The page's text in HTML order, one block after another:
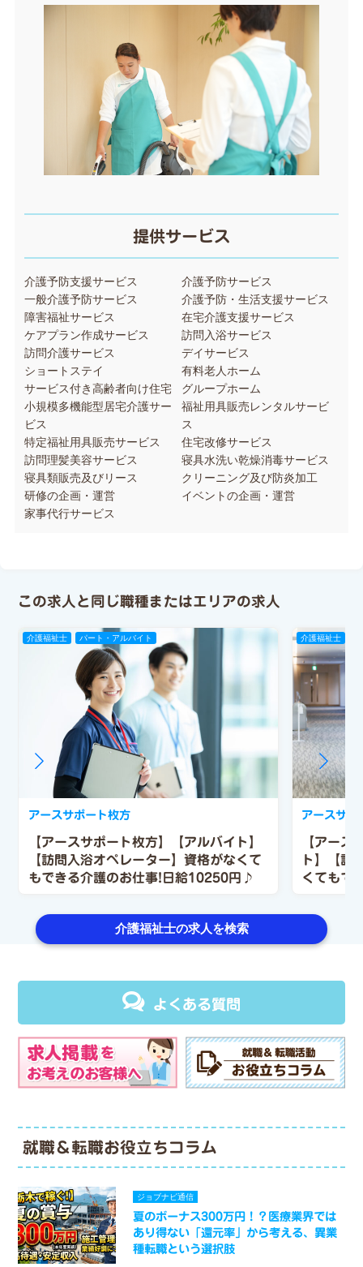
提供サービス
介護予防支援サービス
介護予防サービス
一般介護予防サービス
介護予防・生活支援サービス
障害福祉サービス
在宅介護支援サービス
ケアプラン作成サービス
訪問入浴サービス
訪問介護サービス
デイサービス
ショートステイ
有料老人ホーム
サービス付き高齢者向け住宅
グループホーム
小規模多機能型居宅介護サー
ビス
福祉用具販売レンタルサービ
ス
特定福祉用具販売サービス
住宅改修サービス
訪問理髪美容サービス
寝具水洗い乾燥消毒サービス
寝具類販売及びリース
クリーニング及び防炎加工
研修の企画・運営
イベントの企画・運営
家事代行サービス
この求人と同じ職種またはエリアの求人
介護福祉士 パート・アルバイト
【アースサポート枚方】【アルバイト】
【訪問入浴オペレーター】資格がなくて
もできる介護のお仕事!日給10250円♪
アースサポート枚方
介護福祉士
【アース
ト】【訪
くてもで
アースサポ
介護福祉士の求人を検索
よくある質問
就職＆転職お役立ちコラム
ジョブナビ通信
夏のボーナス300万円！？医療業界では
あり得ない「還元率」から考える、異業
種転職という選択肢